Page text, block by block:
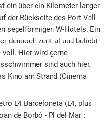
ein über ein Kilometer langer
der Rückseite des Port Vell
segelförmigen W-Hotels. Ein
dennoch zentral und beliebt
voll. Hier wird gerne
sind auch hier.
Kino am Strand (Cinema
L4 Barceloneta (L4, plus
de Borbó - Pl del Mar":